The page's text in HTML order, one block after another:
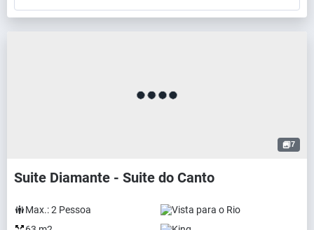
7
Suite Diamante - Suite do Canto
Max.:2 Pessoa
Vista para o Rio